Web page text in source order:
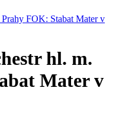
FOK: Stabat Mater v
hl. m.
Mater v